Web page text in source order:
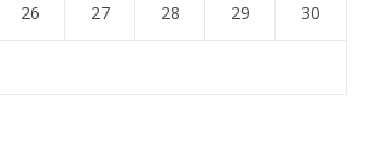
26 27 28 29 30